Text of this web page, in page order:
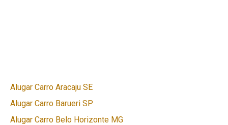
Alugar Carro Aracaju SE
Alugar Carro Barueri SP
Alugar Carro Belo Horizonte MG